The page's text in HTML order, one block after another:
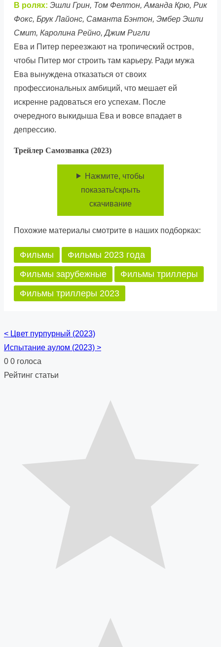
В ролях: Эшли Грин, Том Фелтон, Аманда Крю, Рик
Фокс, Брук Лайонс, Саманта Бэнтон, Эмбер Эшли
Смит, Каролина Рейно, Джим Ригли
Ева и Питер переезжают на тропический остров,
чтобы Питер мог строить там карьеру. Ради мужа
Ева вынуждена отказаться от своих
профессиональных амбиций, что мешает ей
искренне радоваться его успехам. После
очередного выкидыша Ева и вовсе впадает в
депрессию.
Трейлер Самозванка (2023)
Нажмите, чтобы
показать/скрыть
скачивание
Похожие материалы смотрите в наших подборках:
Фильмы
Фильмы 2023 года
Фильмы зарубежные
Фильмы триллеры
Фильмы триллеры 2023
Posts
navigation
< Цвет пурпурный (2023)
Испытание аулом (2023) >
0 0 голоса
Рейтинг статьи